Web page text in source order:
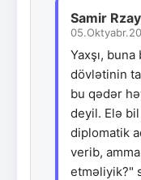
Samir
Yaxşı,
dövlətinin
bu qədər
deyil. Elə
diplomatik
verib,
etməliyik?"